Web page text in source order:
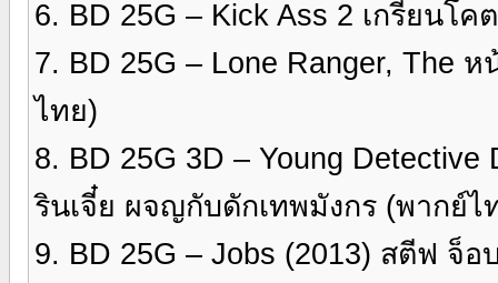
6. BD 25G – Kick Ass 2 เกรียนโ
7. BD 25G – Lone Ranger, The
ไทย)
8. BD 25G 3D – Young Detective
รินเจี๋ย ผจญกับดักเทพมังกร (พากย์ไ
9. BD 25G – Jobs (2013) สตีฟ จ็